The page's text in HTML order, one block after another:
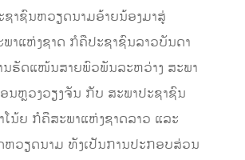
າຊົນຫວຽດນາມອ້າຍນ້ອງມາສູ່
າແຫ່ງຊາດ ກໍຄືປະຊາຊົນລາວບັນດາ
ານຮັດແໜ້ນສາຍພົວພັນລະຫວ່າງ ສະພາ
ນຫຼວງວຽງຈັນ ກັບ ສະພາປະຊາຊົນ
ນ້ຍ ກໍຄືສະພາແຫ່ງຊາດລາວ ແລະ
ຫວຽດນາມ ທັງເປັນການປະກອບສ່ວນ